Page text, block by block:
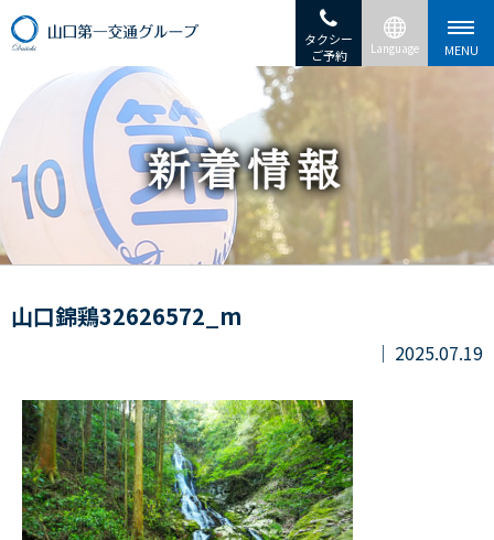
タクシー
ご予約
山口錦鶏32626572_m
2025.07.19